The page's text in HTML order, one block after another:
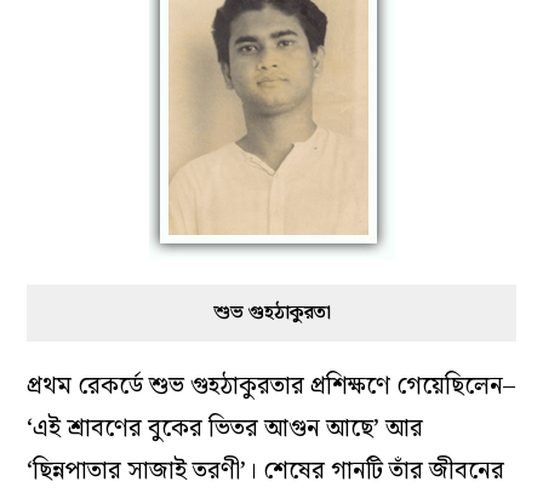
শুভ গুহঠাকুরতা
প্রথম রেকর্ডে শুভ গুহঠাকুরতার প্রশিক্ষণে গেয়েছিলেন–
‘এই শ্রাবণের বুকের ভিতর আগুন আছে’ আর
‘ছিন্নপাতার সাজাই তরণী’। শেষের গানটি তাঁর জীবনের